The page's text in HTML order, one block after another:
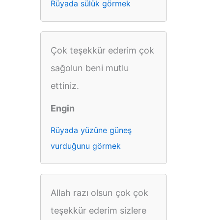
Rüyada sülük görmek
Çok teşekkür ederim çok
sağolun beni mutlu
ettiniz.
Engin
Rüyada yüzüne güneş
vurduğunu görmek
Allah razı olsun çok çok
teşekkür ederim sizlere